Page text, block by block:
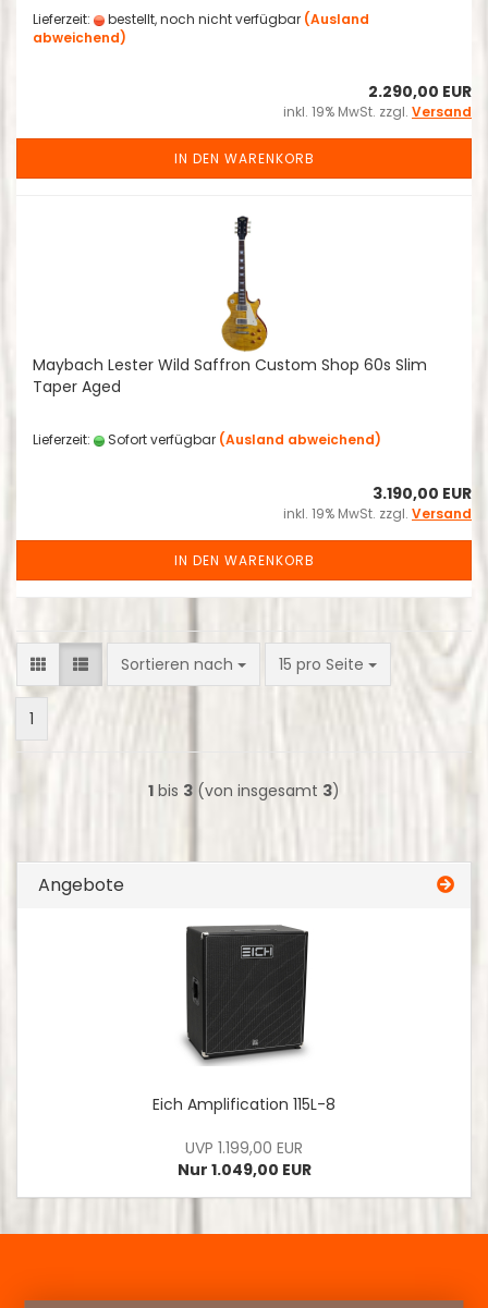
Lieferzeit: bestellt, noch nicht verfügbar (Ausland
abweichend)
2.290,00 EUR
inkl. 19% MwSt. zzgl. Versand
IN DEN WARENKORB
Maybach Lester Wild Saffron Custom Shop 60s Slim
Taper Aged
Lieferzeit: Sofort verfügbar (Ausland abweichend)
3.190,00 EUR
inkl. 19% MwSt. zzgl. Versand
IN DEN WARENKORB
Sortieren nach
Sortieren nach 15 pro Seite
pro Seite
1
1 bis 3 (von insgesamt 3)
Angebote
Eich Amplification 115L-8
UVP 1.199,00 EUR
Nur 1.049,00 EUR